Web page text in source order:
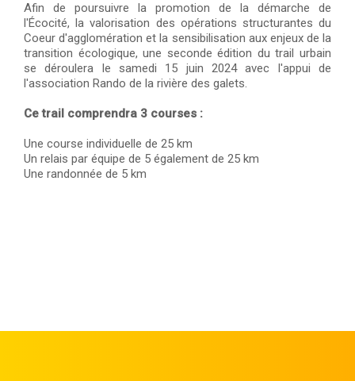
Afin de poursuivre la promotion de la démarche de
l'Écocité, la valorisation des opérations structurantes du
Coeur d'agglomération et la sensibilisation aux enjeux de la
transition écologique, une seconde édition du trail urbain
se déroulera le samedi 15 juin 2024 avec l'appui de
l'association Rando de la rivière des galets.
Ce trail comprendra 3 courses :
Une course individuelle de 25 km
Un relais par équipe de 5 également de 25 km
Une randonnée de 5 km